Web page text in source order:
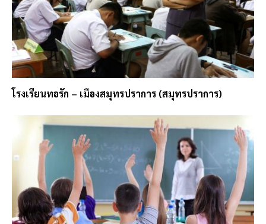
โรงเรียนทอรัก – เมืองสมุทรปราการ (สมุทรปราการ)